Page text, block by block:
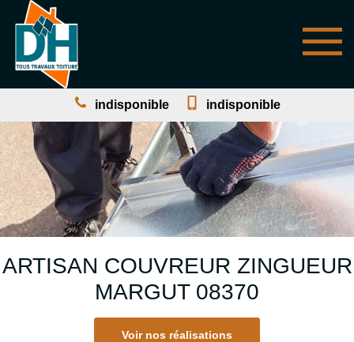
indisponible indisponible
ARTISAN COUVREUR ZINGUEUR
MARGUT 08370
Voir nos réalisations